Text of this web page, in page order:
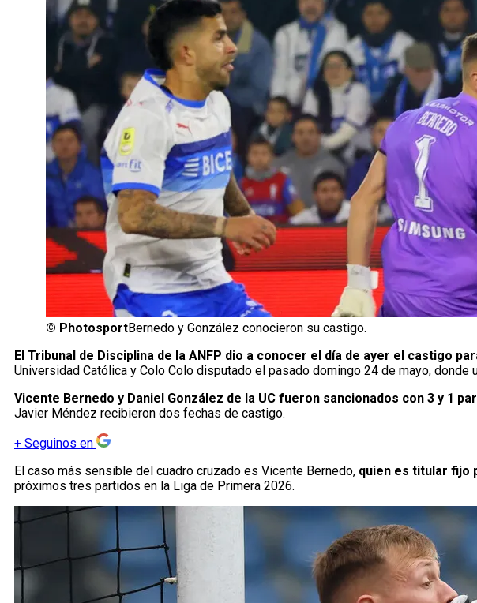
© PhotosportBernedo y González conocieron su castigo.
El Tribunal de Disciplina de la ANFP dio a conocer el día de ayer el castigo
Universidad Católica y Colo Colo disputado el pasado domingo 24 de mayo, donde
Vicente Bernedo y Daniel González de la UC fueron sancionados con 3 y 1
Javier Méndez recibieron dos fechas de castigo.
+ Seguinos en
El caso más sensible del cuadro cruzado es Vicente Bernedo, quien es titular fijo
próximos tres partidos en la Liga de Primera 2026.